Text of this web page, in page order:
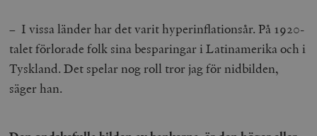
– I vissa länder har det varit hyperinflationsår. På 1920-
talet förlorade folk sina besparingar i Latinamerika och i
Tyskland. Det spelar nog roll tror jag för nidbilden,
säger han.